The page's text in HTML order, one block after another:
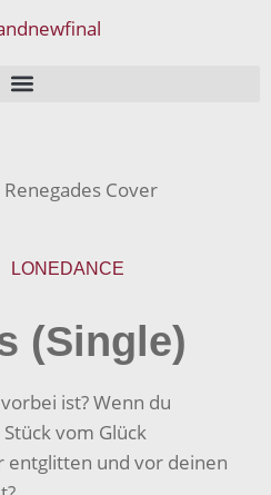
LONEDANCE
(Single)
ist? Wenn du
vom Glück
entglitten und vor deinen